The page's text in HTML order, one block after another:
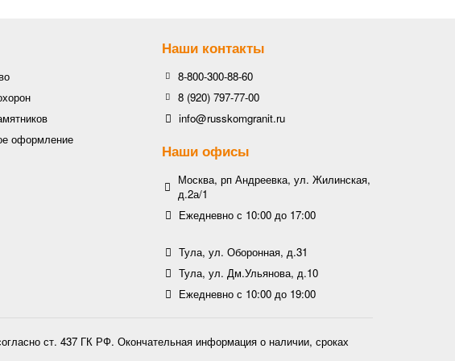
оформление
Наши контакты
8-800-300-88-60
8 (920) 797-77-00
info@russkomgranit.ru
Наши офисы
Москва, рп Андреевка, ул. Жилинская,
д.2а/1
Ежедневно с 10:00 до 17:00
Тула, ул. Оборонная, д.31
Тула, ул. Дм.Ульянова, д.10
Ежедневно с 10:00 до 19:00
ст. 437 ГК РФ. Окончательная информация о наличии, сроках